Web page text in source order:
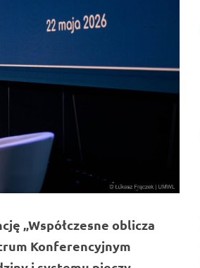
„Współczesne oblicza
Konferencyjnym